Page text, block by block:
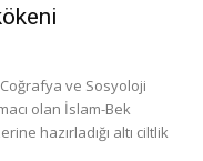
ve Sosyoloji
olan İslam-Bek
hazırladığı altı ciltlik